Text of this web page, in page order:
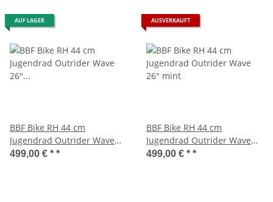
AUF LAGER
BBF Bike RH 44 cm
Jugendrad Outrider Wave
26" türkis
499,00 € * *
AUSVERKAUFT
BBF Bike RH 44 cm
Jugendrad Outrider Wave
26" mint
499,00 € * *